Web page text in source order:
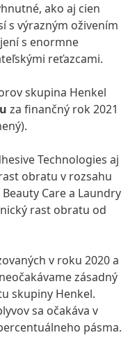
ako aj cien
s výrazným oživením
s enormne
reťazcami.
skupina Henkel
za finančný rok 2021
Technologies aj
obratu v rozsahu
Care a Laundry
rast obratu od
v roku 2020 a
zásadný
skupiny Henkel.
sa očakáva v
pásma.